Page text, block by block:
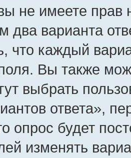
не имеете прав
два варианта
что каждый
Вы также
выбрать
ответа»,
опрос будет
изменять